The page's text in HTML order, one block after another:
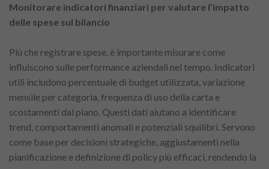
Monitorare indicatori finanziari per valutare l’impatto
delle spese sul bilancio
Più che registrare spese, è importante misurare come
influiscono sulle performance aziendali nel tempo. Indicatori
utili includono percentuale di budget utilizzata, variazione
mensile per categoria, frequenza di uso della carta e
scostamenti dal piano. Questi dati aiutano a identificare
trend, comportamenti anomali e potenziali squilibri. Servono
come base per decisioni strategiche, aggiustamenti nella
pianificazione e definizione di policy più efficaci, rendendo la